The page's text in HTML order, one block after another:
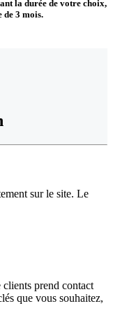
la durée de votre choix,
de 3 mois.
sur le site. Le
prend contact
que vous souhaitez,